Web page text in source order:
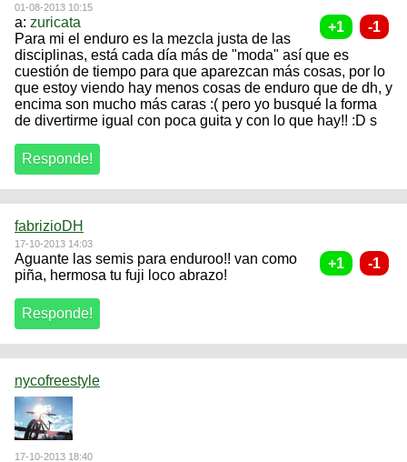
01-08-2013 10:15
a: zuricata
Para mi el enduro es la mezcla justa de las
disciplinas, está cada día más de "moda" así que es
cuestión de tiempo para que aparezcan más cosas, por lo
que estoy viendo hay menos cosas de enduro que de dh, y
encima son mucho más caras :( pero yo busqué la forma
de divertirme igual con poca guita y con lo que hay!! :D s
fabrizioDH
17-10-2013 14:03
Aguante las semis para enduroo!! van como
piña, hermosa tu fuji loco abrazo!
nycofreestyle
17-10-2013 18:40